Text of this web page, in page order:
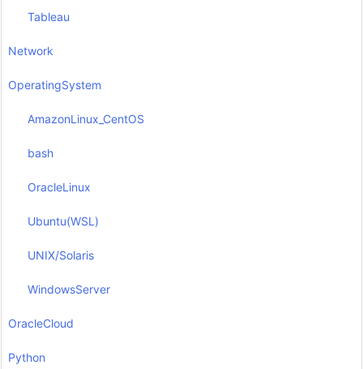
Tableau
Network
OperatingSystem
AmazonLinux_CentOS
bash
OracleLinux
Ubuntu(WSL)
UNIX/Solaris
WindowsServer
OracleCloud
Python